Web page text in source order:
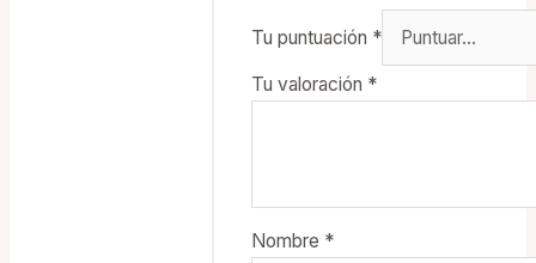
Tu puntuación *
Tu valoración *
Nombre *